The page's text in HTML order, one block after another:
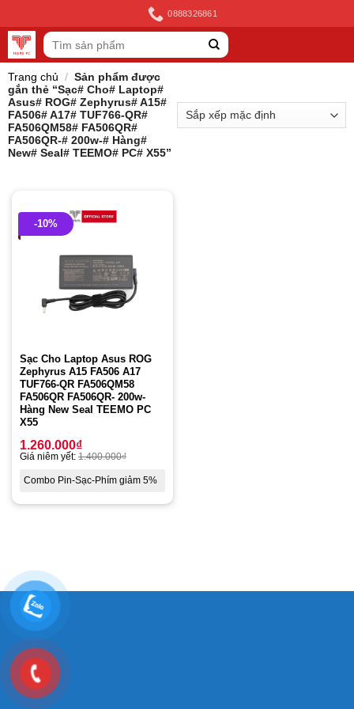
to
content
0888326861
Tìm
kiếm:
Trang chủ / Sản phẩm được
gắn thẻ “Sạc# Cho# Laptop#
Asus# ROG# Zephyrus# A15#
FA506# A17# TUF766-QR#
FA506QM58# FA506QR#
FA506QR-# 200w-# Hàng#
New# Seal# TEEMO# PC# X55”
-10%
Sạc Cho Laptop Asus ROG
Zephyrus A15 FA506 A17
TUF766-QR FA506QM58
FA506QR FA506QR- 200w-
Hàng New Seal TEEMO PC
X55
1.260.000₫
Giá niêm yết: 1.400.000₫
Combo Pin-Sạc-Phím giảm 5%